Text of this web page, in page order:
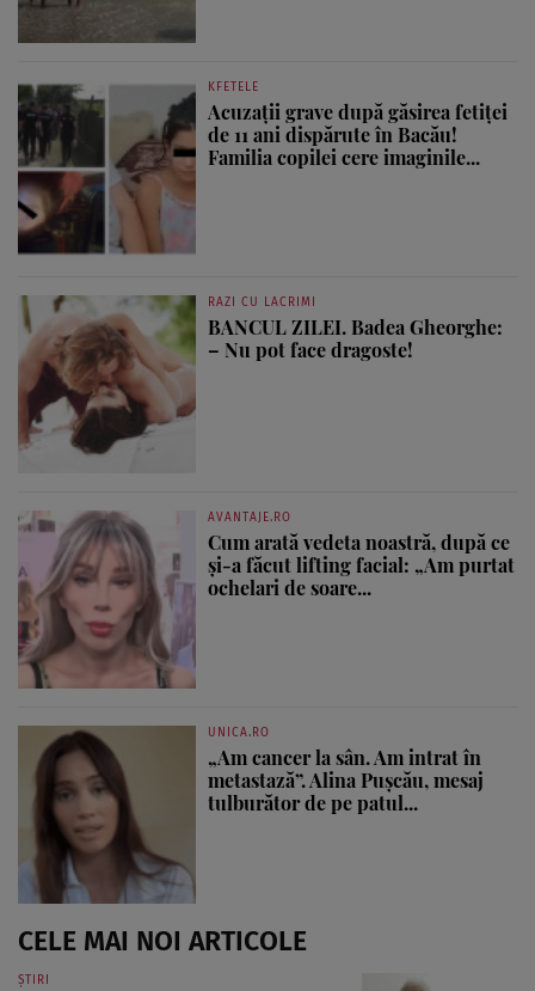
KFETELE
Acuzații grave după găsirea fetiței
de 11 ani dispărute în Bacău!
Familia copilei cere imaginile...
RAZI CU LACRIMI
BANCUL ZILEI. Badea Gheorghe:
– Nu pot face dragoste!
AVANTAJE.RO
Cum arată vedeta noastră, după ce
și-a făcut lifting facial: „Am purtat
ochelari de soare...
UNICA.RO
„Am cancer la sân. Am intrat în
metastază”. Alina Pușcău, mesaj
tulburător de pe patul...
CELE MAI NOI ARTICOLE
ȘTIRI